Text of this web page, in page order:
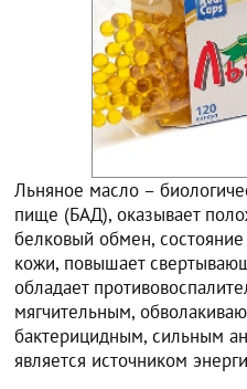
Льняное масло –
пище (БАД), оказывает
белковый обмен,
кожи, повышает
обладает
мягчительным,
бактерицидным, сильным
является источником